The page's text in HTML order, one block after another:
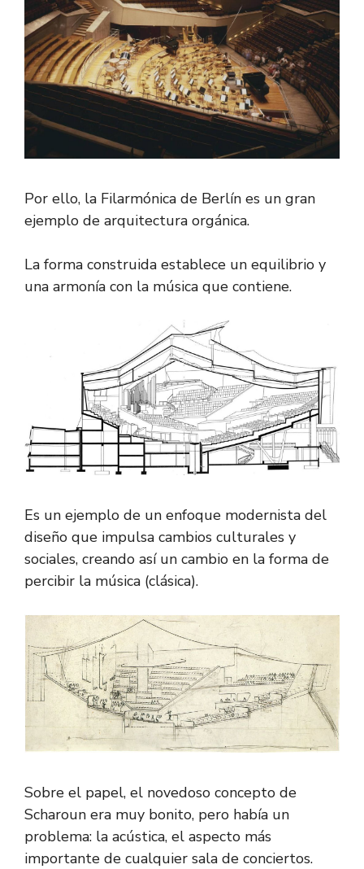
Por ello, la Filarmónica de Berlín es un gran
ejemplo de arquitectura orgánica.
La forma construida establece un equilibrio y
una armonía con la música que contiene.
Es un ejemplo de un enfoque modernista del
diseño que impulsa cambios culturales y
sociales, creando así un cambio en la forma de
percibir la música (clásica).
Sobre el papel, el novedoso concepto de
Scharoun era muy bonito, pero había un
problema: la acústica, el aspecto más
importante de cualquier sala de conciertos.